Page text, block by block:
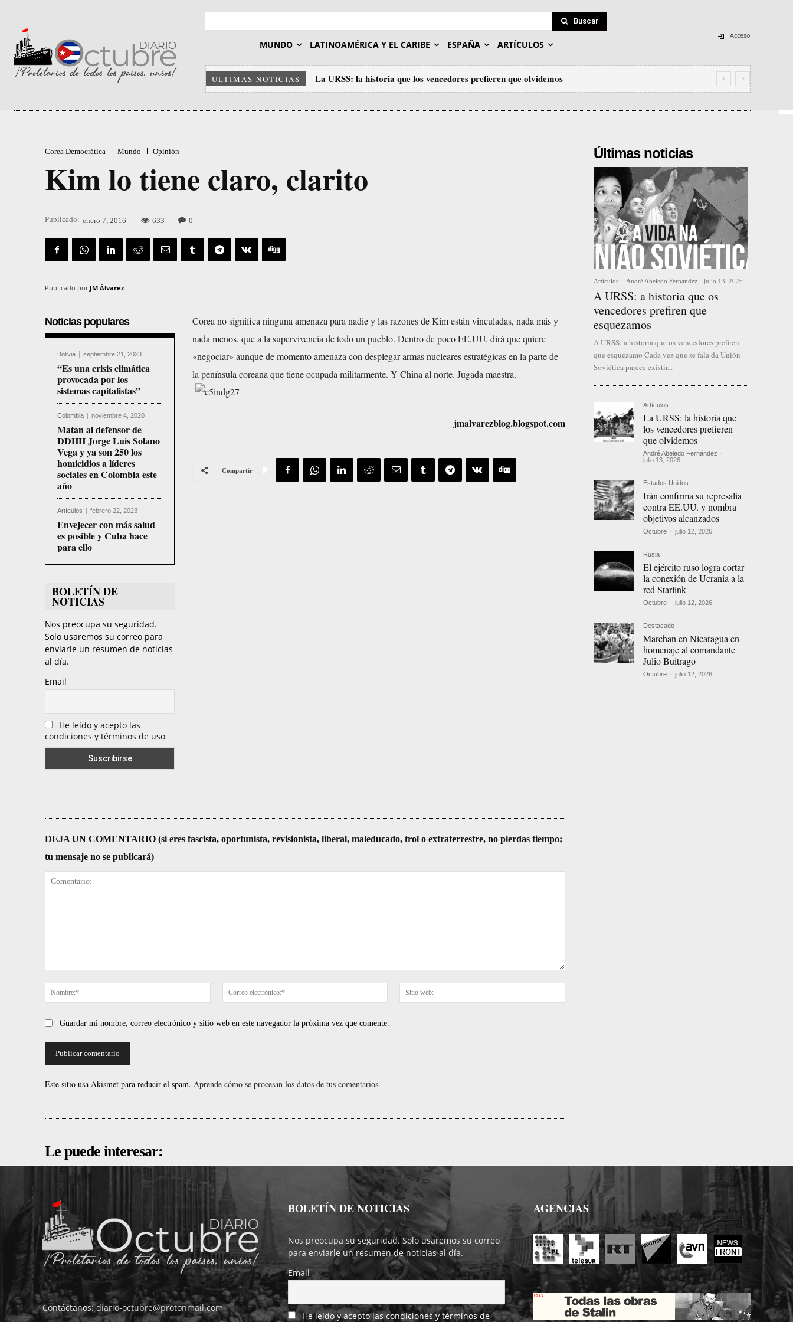
Buscar
MUNDO LATINOAMÉRICA Y EL CARIBE ESPAÑA ARTÍCULOS
Acceso
ULTIMAS NOTICIAS La URSS: la historia que los vencedores prefieren que olvidemos
Corea Democrática Mundo Opinión
Kim lo tiene claro, clarito
Publicado: enero 7, 2016 633 0
Publicado por JM Álvarez
Noticias populares
Bolivia septiembre 21, 2023
“Es una crisis climática
provocada por los
sistemas capitalistas”
Colombia noviembre 4, 2020
Matan al defensor de
DDHH Jorge Luis Solano
Vega y ya son 250 los
homicidios a líderes
sociales en Colombia este
año
Artículos febrero 22, 2023
Envejecer con más salud
es posible y Cuba hace
para ello
BOLETÍN DE
NOTICIAS
Nos preocupa su seguridad.
Solo usaremos su correo para
enviarle un resumen de noticias
al día.
Email
He leído y acepto las
condiciones y términos de uso
Corea no significa ninguna amenaza para nadie y las razones de Kim están vinculadas, nada más y
nada menos, que a la supervivencia de todo un pueblo. Dentro de poco EE.UU. dirá que quiere
«negociar» aunque de momento amenaza con desplegar armas nucleares estratégicas en la parte de
la península coreana que tiene ocupada militarmente. Y China al norte. Jugada maestra.
jmalvarezblog.blogspot.com
Compartir
DEJA UN COMENTARIO (si eres fascista, oportunista, revisionista, liberal, maleducado, trol o extraterrestre, no pierdas tiempo;
tu mensaje no se publicará)
Nombre:*
Correo
electrónico:*
web:
Guardar mi nombre, correo electrónico y sitio web en este navegador la próxima vez que comente.
Este sitio usa Akismet para reducir el spam. Aprende cómo se procesan los datos de tus comentarios.
Últimas noticias
Artículos André Abeledo Fernández - julio 13, 2026
A URSS: a historia que os
vencedores prefiren que
esquezamos
A URSS: a historia que os vencedores prefiren
que esquezamo Cada vez que se fala da Unión
Soviética parece existir...
Artículos
La URSS: la historia que
los vencedores prefieren
que olvidemos
André Abeledo Fernández -
julio 13, 2026
Estados Unidos
Irán confirma su represalia
contra EE.UU. y nombra
objetivos alcanzados
Octubre - julio 12, 2026
Rusia
El ejército ruso logra cortar
la conexión de Ucrania a la
red Starlink
Octubre - julio 12, 2026
Destacado
Marchan en Nicaragua en
homenaje al comandante
Julio Buitrago
Octubre - julio 12, 2026
Le puede interesar:
Contáctanos:diario-octubre@protonmail.com
BOLETÍN DE NOTICIAS
Nos preocupa su seguridad. Solo usaremos su correo
para enviarle un resumen de noticias al día.
Email
He leído y acepto las condiciones y términos de
AGENCIAS